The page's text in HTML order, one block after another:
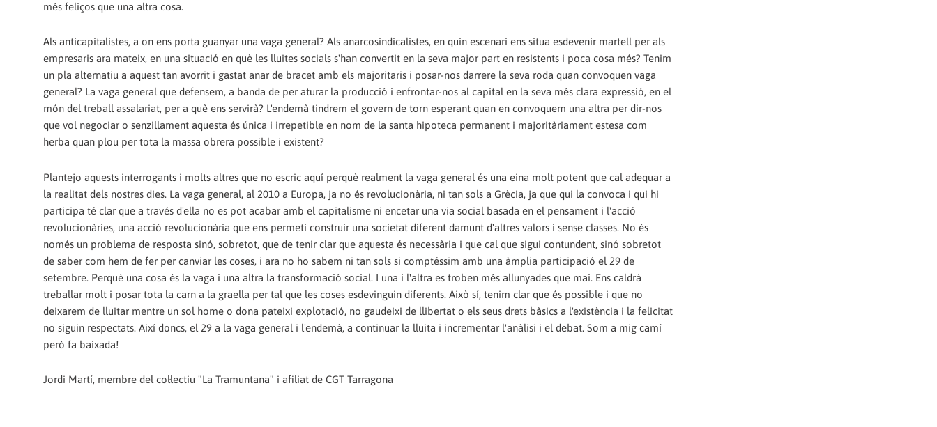
més feliços que una altra cosa.
Als anticapitalistes, a on ens porta guanyar una vaga general? Als anarcosindicalistes, en quin escenari ens situa esdevenir martell per als
empresaris ara mateix, en una situació en què les lluites socials s'han convertit en la seva major part en resistents i poca cosa més? Tenim
un pla alternatiu a aquest tan avorrit i gastat anar de bracet amb els majoritaris i posar-nos darrere la seva roda quan convoquen vaga
general? La vaga general que defensem, a banda de per aturar la producció i enfrontar-nos al capital en la seva més clara expressió, en el
món del treball assalariat, per a què ens servirà? L'endemà tindrem el govern de torn esperant quan en convoquem una altra per dir-nos
que vol negociar o senzillament aquesta és única i irrepetible en nom de la santa hipoteca permanent i majoritàriament estesa com
herba quan plou per tota la massa obrera possible i existent?
Plantejo aquests interrogants i molts altres que no escric aquí perquè realment la vaga general és una eina molt potent que cal adequar a
la realitat dels nostres dies. La vaga general, al 2010 a Europa, ja no és revolucionària, ni tan sols a Grècia, ja que qui la convoca i qui hi
participa té clar que a través d'ella no es pot acabar amb el capitalisme ni encetar una via social basada en el pensament i l'acció
revolucionàries, una acció revolucionària que ens permeti construir una societat diferent damunt d'altres valors i sense classes. No és
només un problema de resposta sinó, sobretot, que de tenir clar que aquesta és necessària i que cal que sigui contundent, sinó sobretot
de saber com hem de fer per canviar les coses, i ara no ho sabem ni tan sols si comptéssim amb una àmplia participació el 29 de
setembre. Perquè una cosa és la vaga i una altra la transformació social. I una i l'altra es troben més allunyades que mai. Ens caldrà
treballar molt i posar tota la carn a la graella per tal que les coses esdevinguin diferents. Això sí, tenim clar que és possible i que no
deixarem de lluitar mentre un sol home o dona pateixi explotació, no gaudeixi de llibertat o els seus drets bàsics a l'existència i la felicitat
no siguin respectats. Així doncs, el 29 a la vaga general i l'endemà, a continuar la lluita i incrementar l'anàlisi i el debat. Som a mig camí
però fa baixada!
Jordi Martí, membre del col·lectiu "La Tramuntana" i afiliat de CGT Tarragona